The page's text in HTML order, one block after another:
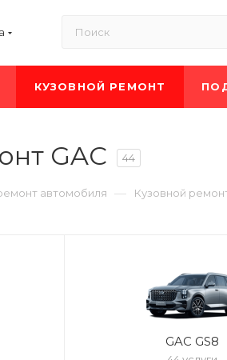
КУЗОВНОЙ РЕМОНТ
GAC 44
автомобиля — Кузовной
GAC GS8